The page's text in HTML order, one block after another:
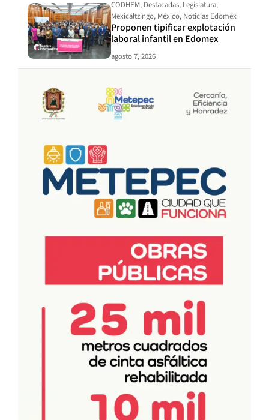
CODHEM, Destacadas, Legislatura,
Mexicaltzingo, México, Noticias Edomex
Proponen tipificar explotación
laboral infantil en Edomex
agosto 7, 2026